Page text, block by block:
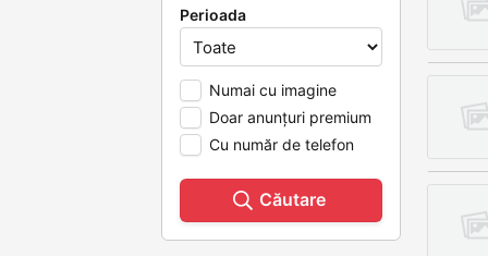
Perioada
Numai cu imagine
Doar anunțuri premium
Cu număr de telefon
Căutare